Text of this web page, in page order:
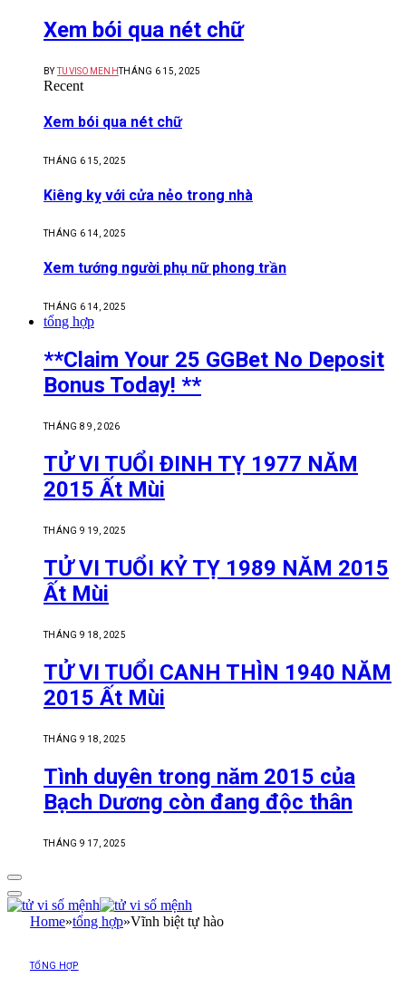
Xem bói qua nét chữ
BY TUVISOMENHTHÁNG 6 15, 2025
Recent
Xem bói qua nét chữ
THÁNG 6 15, 2025
Kiêng kỵ với cửa nẻo trong nhà
THÁNG 6 14, 2025
Xem tướng người phụ nữ phong trần
THÁNG 6 14, 2025
tổng hợp
**Claim Your 25 GGBet No Deposit
Bonus Today! **
THÁNG 8 9, 2026
TỬ VI TUỔI ĐINH TỴ 1977 NĂM
2015 Ất Mùi
THÁNG 9 19, 2025
TỬ VI TUỔI KỶ TỴ 1989 NĂM 2015
Ất Mùi
THÁNG 9 18, 2025
TỬ VI TUỔI CANH THÌN 1940 NĂM
2015 Ất Mùi
THÁNG 9 18, 2025
Tình duyên trong năm 2015 của
Bạch Dương còn đang độc thân
THÁNG 9 17, 2025
Home»tổng hợp»Vĩnh biệt tự hào
TỔNG HỢP